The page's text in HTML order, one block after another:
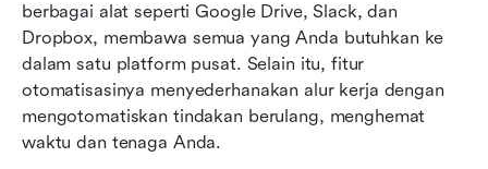
berbagai alat seperti Google Drive, Slack, dan
Dropbox, membawa semua yang Anda butuhkan ke
dalam satu platform pusat. Selain itu, fitur
otomatisasinya menyederhanakan alur kerja dengan
mengotomatiskan tindakan berulang, menghemat
waktu dan tenaga Anda.